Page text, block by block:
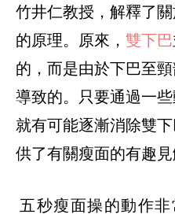
竹井仁教授，解釋了
的原理。原來， 雙下巴
的，而是由於下巴至
導致的。只要通過一
就有可能逐漸消除雙
供了有關瘦面的有趣見
五秒瘦面操的動作